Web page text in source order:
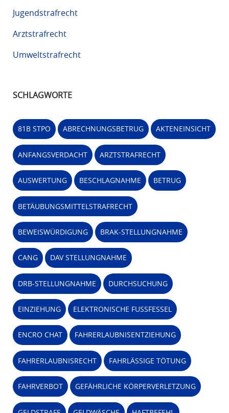
Jugendstrafrecht
Arztstrafrecht
Umweltstrafrecht
SCHLAGWORTE
81B STPO ABRECHNUNGSBETRUG AKTENEINSICHT
ANFANGSVERDACHT ARZTSTRAFRECHT
AUSWERTUNG BESCHLAGNAHME BETRUG
BETÄUBUNGSMITTELSTRAFRECHT
BEWEISWÜRDIGUNG BRAK-STELLUNGNAHME
CANG DAV STELLUNGNAHME
DRB-STELLUNGNAHME DURCHSUCHUNG
EINZIEHUNG ELEKTRONISCHE FUSSFESSEL
ENCRO CHAT FAHRERLAUBNISENTZIEHUNG
FAHRERLAUBNISRECHT FAHRLÄSSIGE TÖTUNG
FAHRVERBOT GEFÄHRLICHE KÖRPERVERLETZUNG